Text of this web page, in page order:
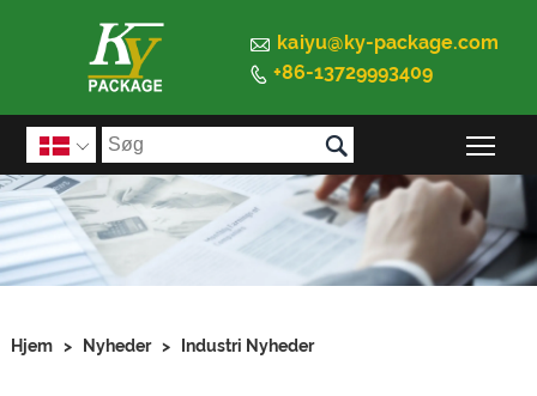
 kaiyu@ky-package.com
 +86-13729993409
 
Hjem > Nyheder > Industri Nyheder